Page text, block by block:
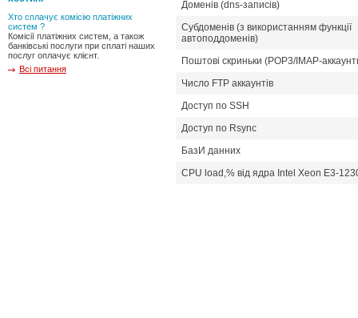
Доменів (dns-записів)
Субдоменів (з використанням функції
автоподдоменів)
Поштові скриньки (POP3/IMAP-
Число FTP аккаунтiв
Доступ по SSH
Доступ по Rsync
БазИ данних
CPU load,% від ядра Intel Xeon E3-
Хто сплачує комісію платіжних
систем ?
Комісії платіжних систем, а також
банківські послуги при сплаті наших
послуг оплачує клієнт.
Всі питання